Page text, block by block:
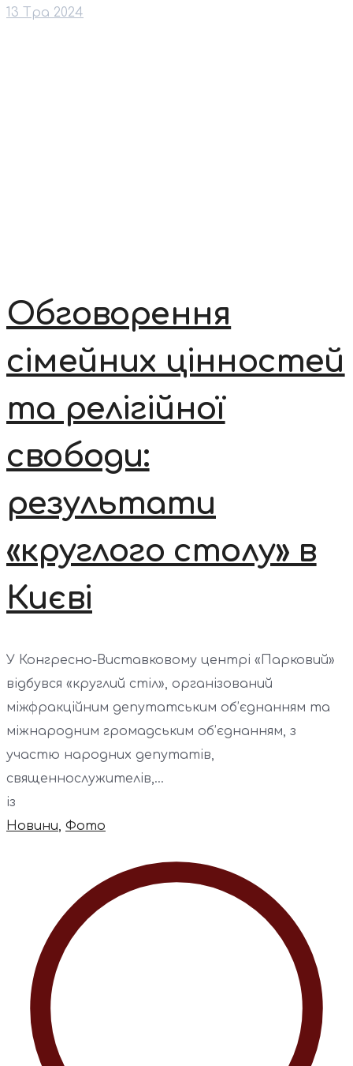
13 Тра 2024
Обговорення
сімейних цінностей
та релігійної
свободи:
результати
«круглого столу» в
Києві
У Конгресно-Виставковому центрі «Парковий»
відбувся «круглий стіл», організований
міжфракційним депутатським об’єднанням та
міжнародним громадським об’єднанням, з
участю народних депутатів,
священнослужителів,...
із
Новини, Фото